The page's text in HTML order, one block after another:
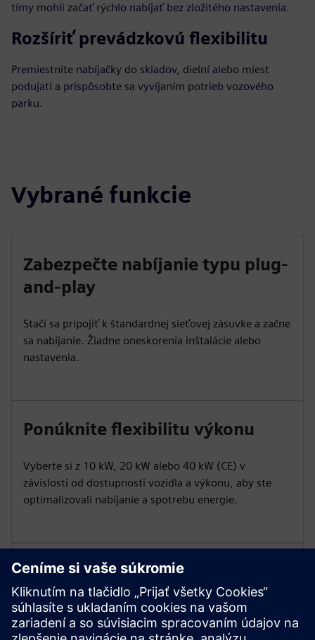
tímy mohli začať rýchlo nabíjať bez zložitého nastavenia.
Rozšíriť prevádzkovú flexibilitu
Premiestnite nabíjačky do skladov, dielní alebo miest
podujatí a prispôsobte sa vyvíjaním potrieb vozového
parku.
Vybrané funkcie
Zabezpečte nabíjanie typu plug-
and-play
Stačí sa pripojiť k štandardnej sieťovej zásuvke a začne
sa nabíjanie. Žiadne oneskorenia inštalácie alebo
nastavenia.
Ponúknite flexibilitu výkonu
Vyberte si z 10 kW, 20 kW alebo 40 kW (CE) v
závislosti od dostupnosti vozidla a výkonu, aby ste
optimalizovali nabíjanie a spotrebu energie.
Zabezpečte robustnosť a
prenosnosť
Vyrobené s odolným krytom a kolieskami pre